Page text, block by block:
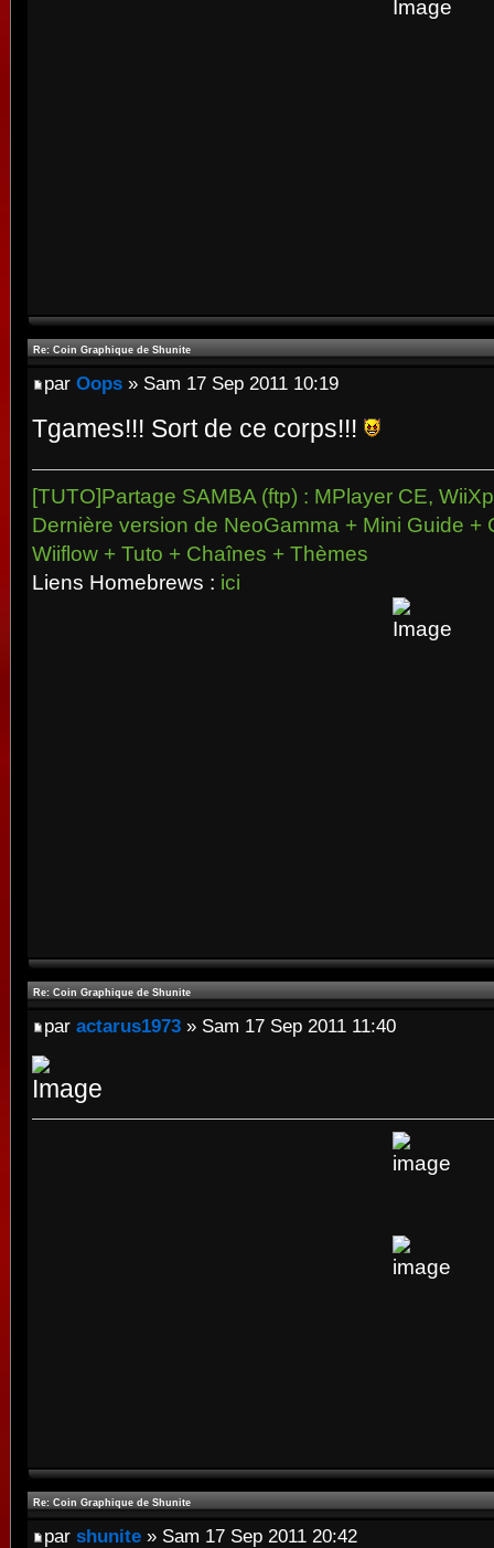
Re: Coin Graphique de Shunite
par Oops » Sam 17 Sep 2011 10:19
Tgames!!! Sort de ce corps!!!
[TUTO]Partage SAMBA (ftp) : MPlayer CE,
Dernière version de NeoGamma + Mini Guide +
Wiiflow + Tuto + Chaînes + Thèmes
Liens Homebrews : ici
Re: Coin Graphique de Shunite
par actarus1973 » Sam 17 Sep 2011 11:40
Re: Coin Graphique de Shunite
par shunite » Sam 17 Sep 2011 20:42